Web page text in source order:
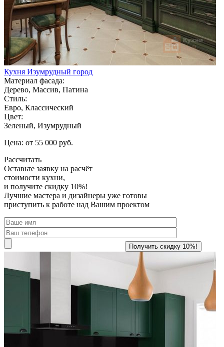
Кухня Изумрудный город
Материал фасада:
Дерево, Массив, Патина
Стиль:
Евро, Классический
Цвет:
Зеленый, Изумрудный
Цена: от 55 000 руб.
Рассчитать
Оставьте заявку на расчёт
стоимости кухни,
и получите скидку 10%!
Лучшие мастера и дизайнеры уже готовы
приступить к работе над Вашим проектом